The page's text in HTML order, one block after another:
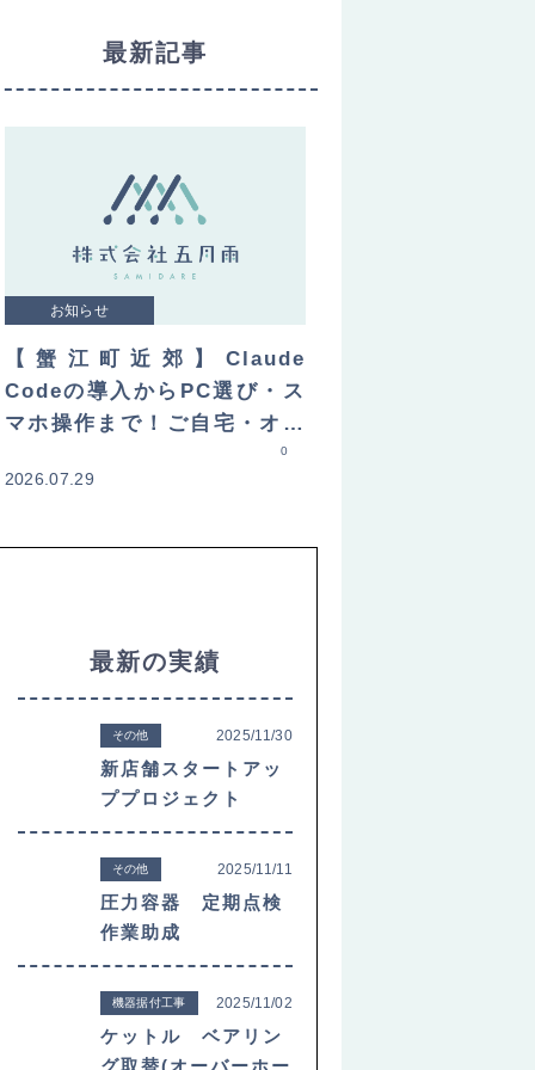
最新記事
お知らせ
【蟹江町近郊】Claude
Codeの導入からPC選び・ス
マホ操作まで！ご自宅・オフ
ィスへ直接訪問してレクチャ
ーします
2026.07.29
0
最新の実績
その他 2025/11/30
新店舗スタートアッ
ププロジェクト
その他 2025/11/11
圧力容器 定期点検
作業助成
機器据付工事 2025/11/02
ケットル ベアリン